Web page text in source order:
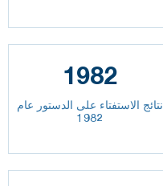
1982
نتائج الاستفتاء على الدستور عام
1982